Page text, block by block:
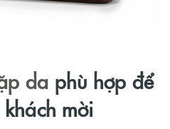
da phù hợp để
mời